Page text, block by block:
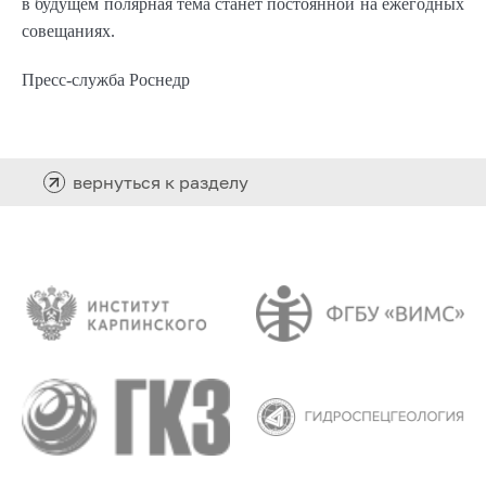
совещаниях.
Пресс-служба Роснедр
вернуться к разделу